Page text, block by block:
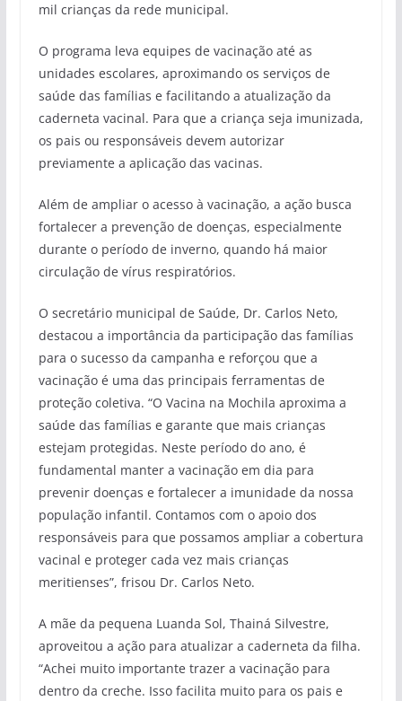
mil crianças da rede municipal.
O programa leva equipes de vacinação até as
unidades escolares, aproximando os serviços de
saúde das famílias e facilitando a atualização da
caderneta vacinal. Para que a criança seja imunizada,
os pais ou responsáveis devem autorizar
previamente a aplicação das vacinas.
Além de ampliar o acesso à vacinação, a ação busca
fortalecer a prevenção de doenças, especialmente
durante o período de inverno, quando há maior
circulação de vírus respiratórios.
O secretário municipal de Saúde, Dr. Carlos Neto,
destacou a importância da participação das famílias
para o sucesso da campanha e reforçou que a
vacinação é uma das principais ferramentas de
proteção coletiva. “O Vacina na Mochila aproxima a
saúde das famílias e garante que mais crianças
estejam protegidas. Neste período do ano, é
fundamental manter a vacinação em dia para
prevenir doenças e fortalecer a imunidade da nossa
população infantil. Contamos com o apoio dos
responsáveis para que possamos ampliar a cobertura
vacinal e proteger cada vez mais crianças
meritienses”, frisou Dr. Carlos Neto.
A mãe da pequena Luanda Sol, Thainá Silvestre,
aproveitou a ação para atualizar a caderneta da filha.
“Achei muito importante trazer a vacinação para
dentro da creche. Isso facilita muito para os pais e